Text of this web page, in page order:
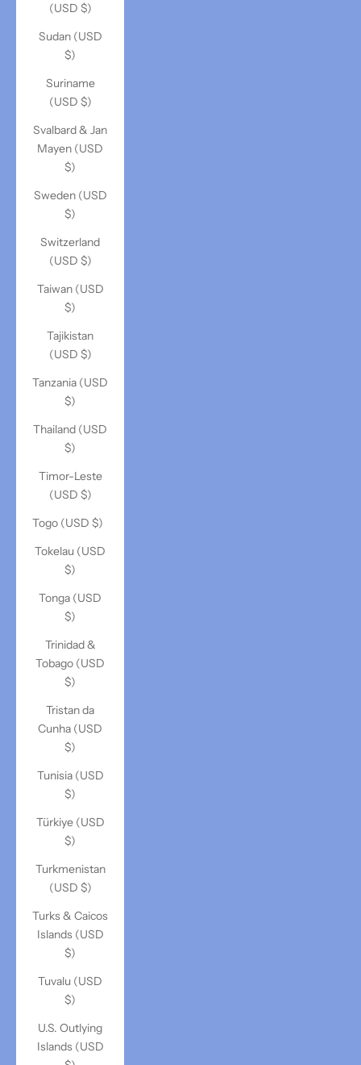
(USD $)
Sudan (USD
$)
Suriname
(USD $)
Svalbard & Jan
Mayen (USD
$)
Sweden (USD
$)
Switzerland
(USD $)
Taiwan (USD
$)
Tajikistan
(USD $)
Tanzania (USD
$)
Thailand (USD
$)
Timor-Leste
(USD $)
Togo (USD $)
Tokelau (USD
$)
Tonga (USD
$)
Trinidad &
Tobago (USD
$)
Tristan da
Cunha (USD
$)
Tunisia (USD
$)
Türkiye (USD
$)
Turkmenistan
(USD $)
Turks & Caicos
Islands (USD
$)
Tuvalu (USD
$)
U.S. Outlying
Islands (USD